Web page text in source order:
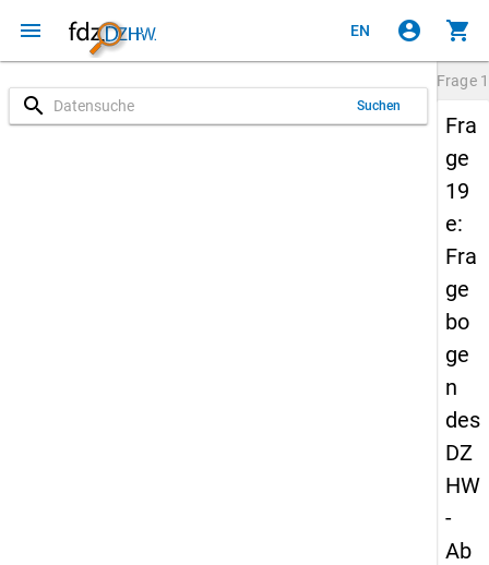
menu EN account_circle shopping_cart
search Suchen
Frage
Fra
ge
19
e:
Fra
ge
bo
ge
n
des
DZ
HW
-
Ab